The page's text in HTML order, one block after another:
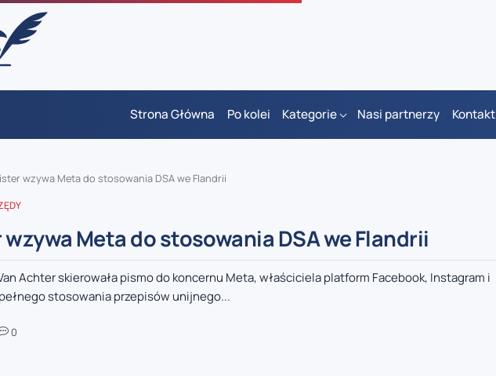
Strona Główna Po kolei Kategorie Nasi partnerzy Kontakt
wzywa Meta do stosowania DSA we Flandrii
Meta do stosowania DSA we Flandrii
Achter skierowała pismo do koncernu Meta, właściciela platform Facebook, Instagram i
stosowania przepisów unijnego...
0